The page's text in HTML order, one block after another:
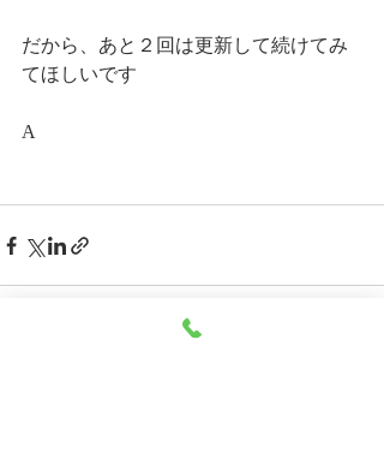
だから、あと２回は更新して続けてみ
てほしいです
A